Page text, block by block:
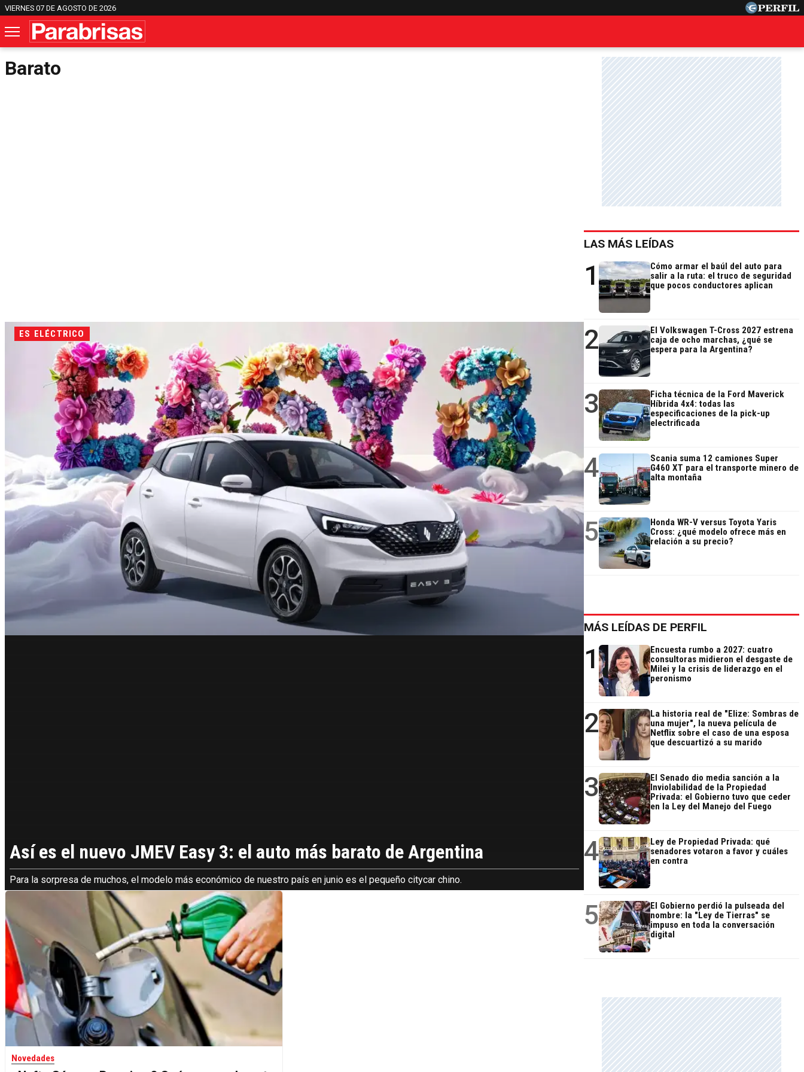
VIERNES 07 DE AGOSTO DE 2026
Barato
ES ELÉCTRICO
Así es el nuevo JMEV Easy 3: el auto más barato de Argentina
Para la sorpresa de muchos, el modelo más económico de nuestro país en junio es el pequeño citycar chino.
Novedades
LAS MÁS LEÍDAS
1
Cómo armar el baúl del auto para
salir a la ruta: el truco de seguridad
que pocos conductores aplican
2
El Volkswagen T-Cross 2027 estrena
caja de ocho marchas, ¿qué se
espera para la Argentina?
3
Ficha técnica de la Ford Maverick
Híbrida 4x4: todas las
especificaciones de la pick-up
electrificada
4
Scania suma 12 camiones Super
G460 XT para el transporte minero de
alta montaña
5
Honda WR-V versus Toyota Yaris
Cross: ¿qué modelo ofrece más en
relación a su precio?
MÁS LEÍDAS DE PERFIL
1
Encuesta rumbo a 2027: cuatro
consultoras midieron el desgaste de
Milei y la crisis de liderazgo en el
peronismo
2
La historia real de "Elize: Sombras de
una mujer", la nueva película de
Netflix sobre el caso de una esposa
que descuartizó a su marido
3
El Senado dio media sanción a la
Inviolabilidad de la Propiedad
Privada: el Gobierno tuvo que ceder
en la Ley del Manejo del Fuego
4
Ley de Propiedad Privada: qué
senadores votaron a favor y cuáles
en contra
5
El Gobierno perdió la pulseada del
nombre: la "Ley de Tierras" se
impuso en toda la conversación
digital